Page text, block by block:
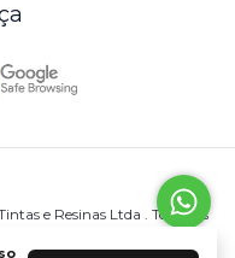
e Resinas Ltda . Todos os